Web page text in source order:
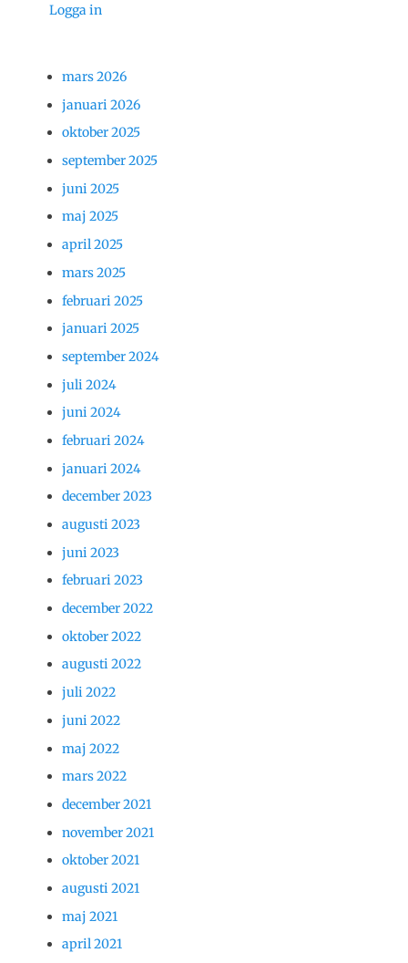
Logga in
mars 2026
januari 2026
oktober 2025
september 2025
juni 2025
maj 2025
april 2025
mars 2025
februari 2025
januari 2025
september 2024
juli 2024
juni 2024
februari 2024
januari 2024
december 2023
augusti 2023
juni 2023
februari 2023
december 2022
oktober 2022
augusti 2022
juli 2022
juni 2022
maj 2022
mars 2022
december 2021
november 2021
oktober 2021
augusti 2021
maj 2021
april 2021